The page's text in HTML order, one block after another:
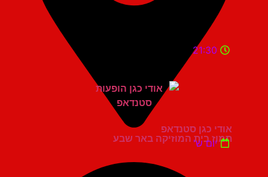
תמוז בית המוזיקה באר שבע
21:30
אודי כגן סטנדאפ
יום ש'